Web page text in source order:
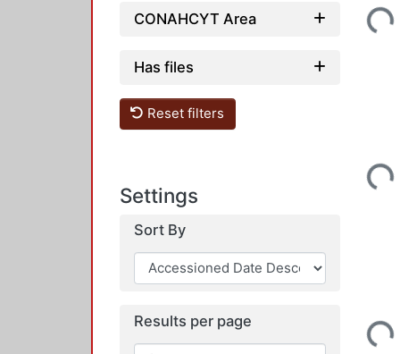
CONAHCYT Area
Has files
Reset filters
Settings
Sort By
Results per page
Loading...
Loading...